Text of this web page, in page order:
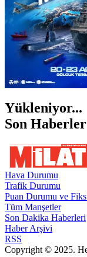
Yükleniyor...
Son Haberler
Hava Durumu
Trafik Durumu
Puan Durumu ve
Tüm Manşetler
Son Dakika Haberleri
Haber Arşivi
RSS
Copyright © 2025.